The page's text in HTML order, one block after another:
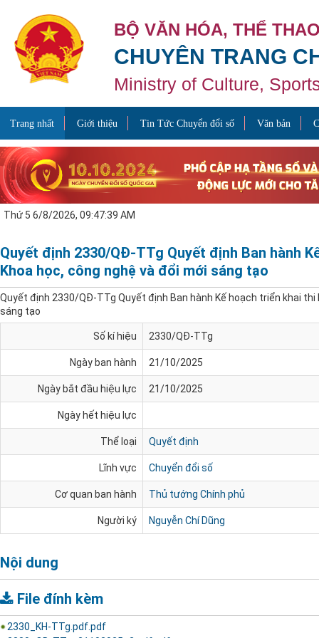
BỘ VĂN HÓA, THỂ
CHUYÊN TRANG
Ministry of Culture,
Trang nhất Giới thiệu Tin Tức Chuyển đổi số Văn bản
Thứ 5 6/8/2026, 09:47:39 AM
Quyết định 2330/QĐ-TTg Quyết định Ban hành
Khoa học, công nghệ và đổi mới sáng tạo
Quyết định 2330/QĐ-TTg Quyết định Ban hành Kế hoạch triển khai
sáng tạo
Số kí hiệu 2330/QĐ-TTg
Ngày ban hành 21/10/2025
Ngày bắt đầu hiệu lực 21/10/2025
Ngày hết hiệu lực
Thể loại Quyết định
Lĩnh vực Chuyển đổi số
Cơ quan ban hành Thủ tướng Chính phủ
Người ký Nguyễn Chí Dũng
Nội dung
File đính kèm
2330_KH-TTg.pdf.pdf